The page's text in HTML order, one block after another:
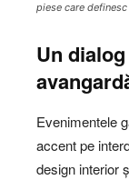
piese care
Un
Evenimentele
accent pe
design interior